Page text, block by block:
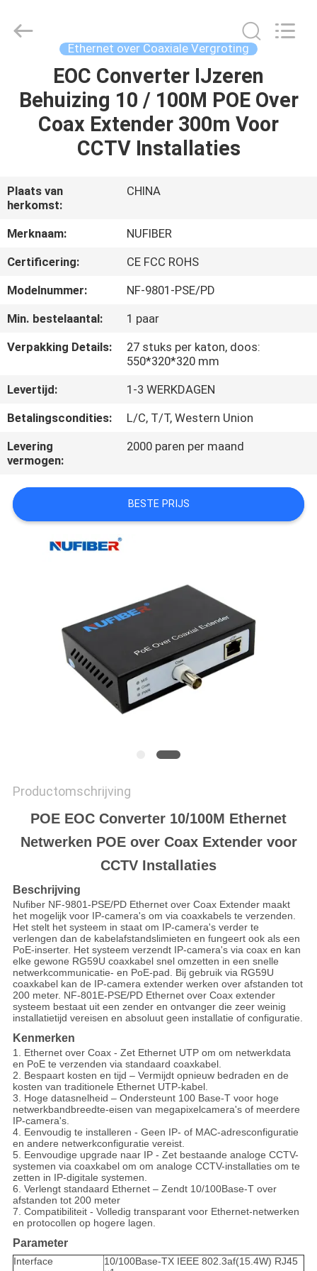
PRODUCTEN
ONS
FABRIEKSREIS
KWALITEITSCONTROLE
CONTACTEER
ONS
NIEUWS
VERZOEK
OM
EEN
CITAAT
SITEMAP
PRIVACYBELEID
Co.,Ltd.
Ethernet over Coaxiale Vergroting
EOC Converter IJzeren
Behuizing 10 / 100M POE Over
Coax Extender 300m Voor
CCTV Installaties
Plaats van
herkomst:
CHINA
Merknaam:
NUFIBER
Certificering:
CE FCC ROHS
Modelnummer:
NF-9801-PSE/PD
Min. bestelaantal:
1 paar
Verpakking Details:
27 stuks per katon, doos:
550*320*320 mm
Levertijd:
1-3 WERKDAGEN
Betalingscondities:
L/C, T/T, Western Union
Levering
vermogen:
2000 paren per maand
BESTE PRIJS
Productomschrijving
POE EOC Converter 10/100M Ethernet
Netwerken POE over Coax Extender voor
CCTV Installaties
Beschrijving
Nufiber NF-9801-PSE/PD Ethernet over Coax Extender maakt
het mogelijk voor IP-camera's om via coaxkabels te verzenden.
Het stelt het systeem in staat om IP-camera's verder te
verlengen dan de kabelafstandslimieten en fungeert ook als een
PoE-inserter. Het systeem verzendt IP-camera's via coax en kan
elke gewone RG59U coaxkabel snel omzetten in een snelle
netwerkcommunicatie- en PoE-pad. Bij gebruik via RG59U
coaxkabel kan de IP-camera extender werken over afstanden tot
200 meter. NF-801E-PSE/PD Ethernet over Coax extender
systeem bestaat uit een zender en ontvanger die zeer weinig
installatietijd vereisen en absoluut geen installatie of configuratie.
Kenmerken
1. Ethernet over Coax - Zet Ethernet UTP om om netwerkdata
en PoE te verzenden via standaard coaxkabel.
2. Bespaart kosten en tijd – Vermijdt opnieuw bedraden en de
kosten van traditionele Ethernet UTP-kabel.
3. Hoge datasnelheid – Ondersteunt 100 Base-T voor hoge
netwerkbandbreedte-eisen van megapixelcamera's of meerdere
IP-camera's.
4. Eenvoudig te installeren - Geen IP- of MAC-adresconfiguratie
en andere netwerkconfiguratie vereist.
5. Eenvoudige upgrade naar IP - Zet bestaande analoge CCTV-
systemen via coaxkabel om om analoge CCTV-installaties om te
zetten in IP-digitale systemen.
6. Verlengt standaard Ethernet – Zendt 10/100Base-T over
afstanden tot 200 meter
7. Compatibiliteit - Volledig transparant voor Ethernet-netwerken
en protocollen op hogere lagen.
Parameter
Interface
10/100Base-TX IEEE 802.3af(15.4W) RJ45